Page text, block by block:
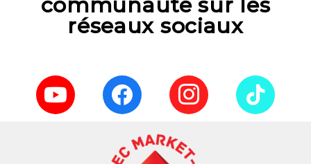
réseaux sociaux